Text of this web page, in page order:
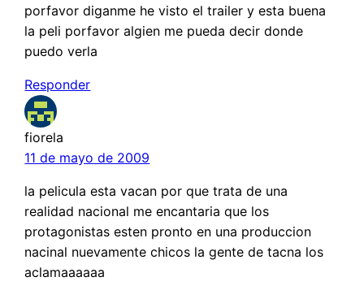
porfavor diganme he visto el trailer y esta buena
la peli porfavor algien me pueda decir donde
puedo verla
Responder
fiorela
11 de mayo de 2009
la pelicula esta vacan por que trata de una
realidad nacional me encantaria que los
protagonistas esten pronto en una produccion
nacinal nuevamente chicos la gente de tacna los
aclamaaaaaa